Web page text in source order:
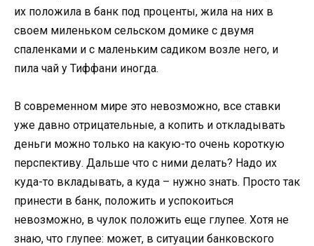
их положила в банк под проценты, жила на них в
своем миленьком сельском домике с двумя
спаленками и с маленьким садиком возле него, и
пила чай у Тиффани иногда.
В современном мире это невозможно, все ставки
уже давно отрицательные, а копить и откладывать
деньги можно только на какую-то очень короткую
перспективу. Дальше что с ними делать? Надо их
куда-то вкладывать, а куда – нужно знать. Просто так
принести в банк, положить и успокоиться
невозможно, в чулок положить еще глупее. Хотя не
знаю, что глупее: может, в ситуации банковского